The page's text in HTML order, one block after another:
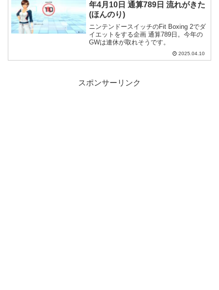
年4月10日 通算789日 流れがきた
(ほんのり)
ニンテンドースイッチのFit Boxing 2でダ
イエットをする企画 通算789日。今年の
GWは連休が取れそうです。
2025.04.10
スポンサーリンク